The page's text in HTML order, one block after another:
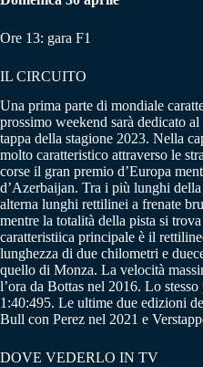
Ore 13: gara F1
IL CIRCUITO
Una prima parte di mondiale
prossimo weekend sarà dedicato
tappa della stagione 2023. Nella
molto caratteristico attraverso le
corse il gran premio d’Europa
d’Azerbaijan. Tra i più lunghi
alterna lunghi rettilinei a frenate
mentre la totalità della pista si
caratteristiica principale è il
lunghezza di due chilometri e
quello di Monza. La velocità
l’ora da Bottas nel 2016. Lo
1:40:495. Le ultime due edizioni
Bull con Perez nel 2021 e
DOVE VEDERLO IN TV